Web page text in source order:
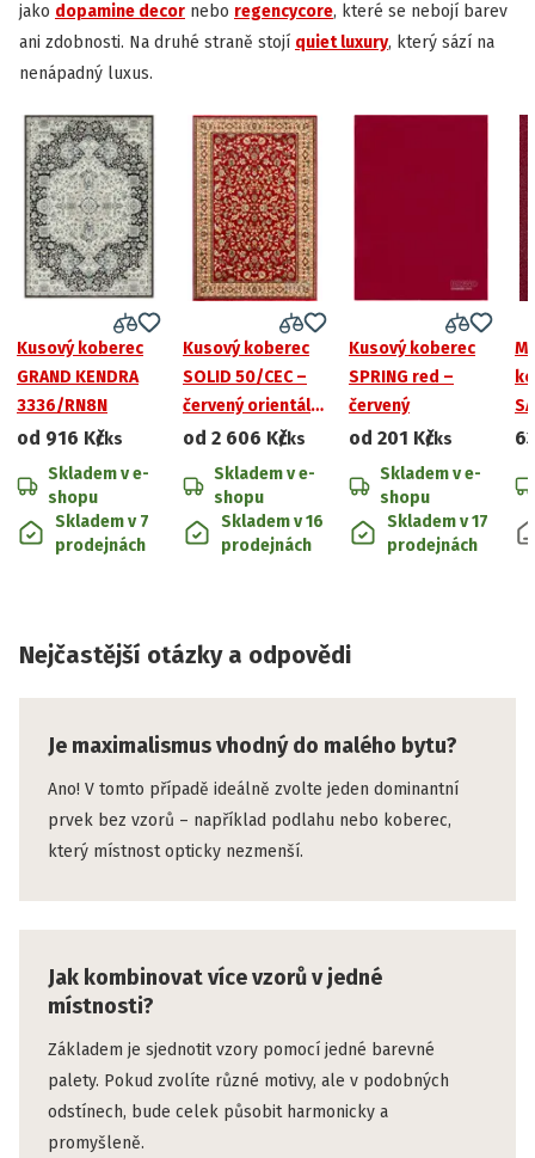
jako dopamine decor nebo regencycore, které se nebojí barev
ani zdobnosti. Na druhé straně stojí quiet luxury, který sází na
nenápadný luxus.
Kusový koberec
GRAND KENDRA
3336/RN8N
od 916 Kč/ks
Skladem v e-
shopu
Skladem v 7
prodejnách
Kusový koberec
SOLID 50/CEC –
červený orientální
vzor
od 2 606 Kč/ks
Skladem v e-
shopu
Skladem v 16
prodejnách
Kusový koberec
SPRING red –
červený
od 201 Kč/ks
Skladem v e-
shopu
Skladem v 17
prodejnách
Nejčastější otázky a odpovědi
Je maximalismus vhodný do malého bytu?
Ano! V tomto případě ideálně zvolte jeden dominantní
prvek bez vzorů – například podlahu nebo koberec,
který místnost opticky nezmenší.
Jak kombinovat více vzorů v jedné
místnosti?
Základem je sjednotit vzory pomocí jedné barevné
palety. Pokud zvolíte různé motivy, ale v podobných
odstínech, bude celek působit harmonicky a
promyšleně.